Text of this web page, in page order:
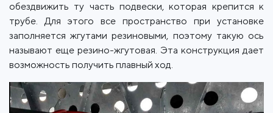
обездвижить ту часть подвески, которая крепится к
трубе. Для этого все пространство при установке
заполняется жгутами резиновыми, поэтому такую ​​ось
называют еще резино-жгутовая. Эта конструкция дает
возможность получить плавный ход.